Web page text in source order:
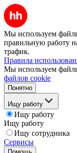
Мы используем
правильную работу
трафик.
Правила
Мы используем
файлов cookie
Понятно
Ищу работу
Ищу работу
Ищу работу
Ищу сотрудника
Сервисы